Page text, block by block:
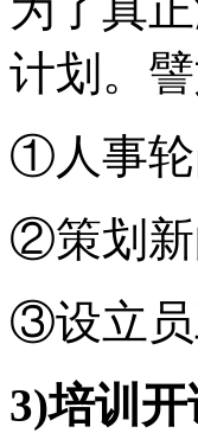
计划。譬
①人事轮
②策划新
③设立员
3)培训